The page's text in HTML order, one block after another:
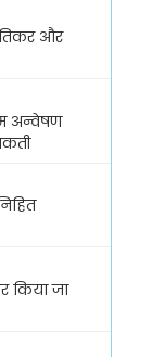
और
अन्वेषण
किया जा